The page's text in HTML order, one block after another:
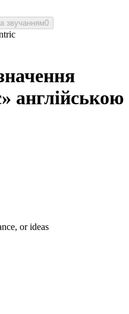
звучанням0
англійською
or ideas